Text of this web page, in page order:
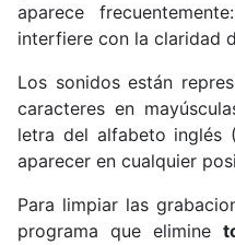
aparece
interfiere con la claridad
Los sonidos están
caracteres en
letra del alfabeto inglés
aparecer en cualquier
Para limpiar las
programa que elimine